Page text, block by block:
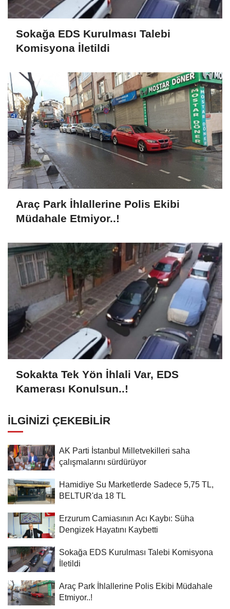
Sokağa EDS Kurulması Talebi
Komisyona İletildi
Araç Park İhlallerine Polis Ekibi
Müdahale Etmiyor..!
Sokakta Tek Yön İhlali Var, EDS
Kamerası Konulsun..!
İLGINIZI ÇEKEBILIR
AK Parti İstanbul Milletvekilleri saha
çalışmalarını sürdürüyor
Hamidiye Su Marketlerde Sadece 5,75 TL,
BELTUR'da 18 TL
Erzurum Camiasının Acı Kaybı: Süha
Dengizek Hayatını Kaybetti
Sokağa EDS Kurulması Talebi Komisyona
İletildi
Araç Park İhlallerine Polis Ekibi Müdahale
Etmiyor..!